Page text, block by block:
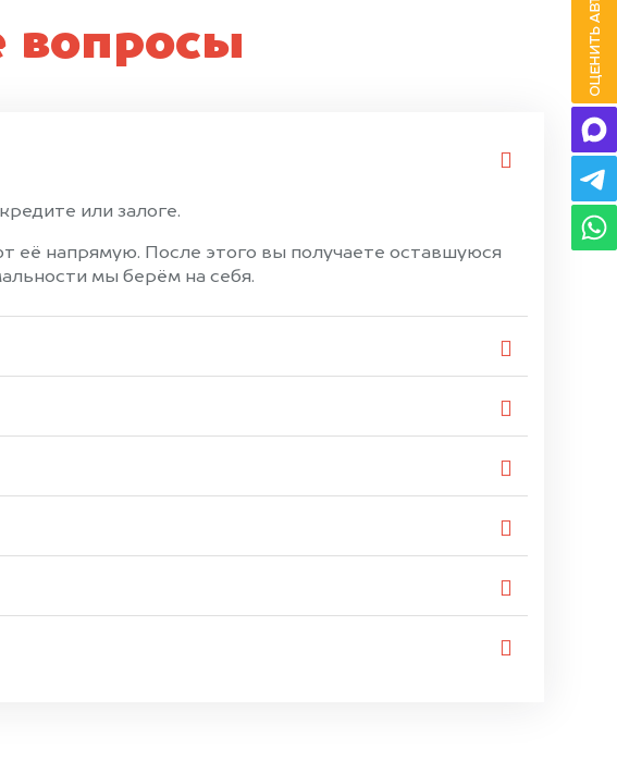
вопросы
или залоге.
её напрямую. После этого вы получаете оставшуюся
мы берём на себя.